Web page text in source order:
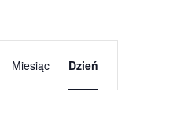
Widoki
Miesiąc Dzień